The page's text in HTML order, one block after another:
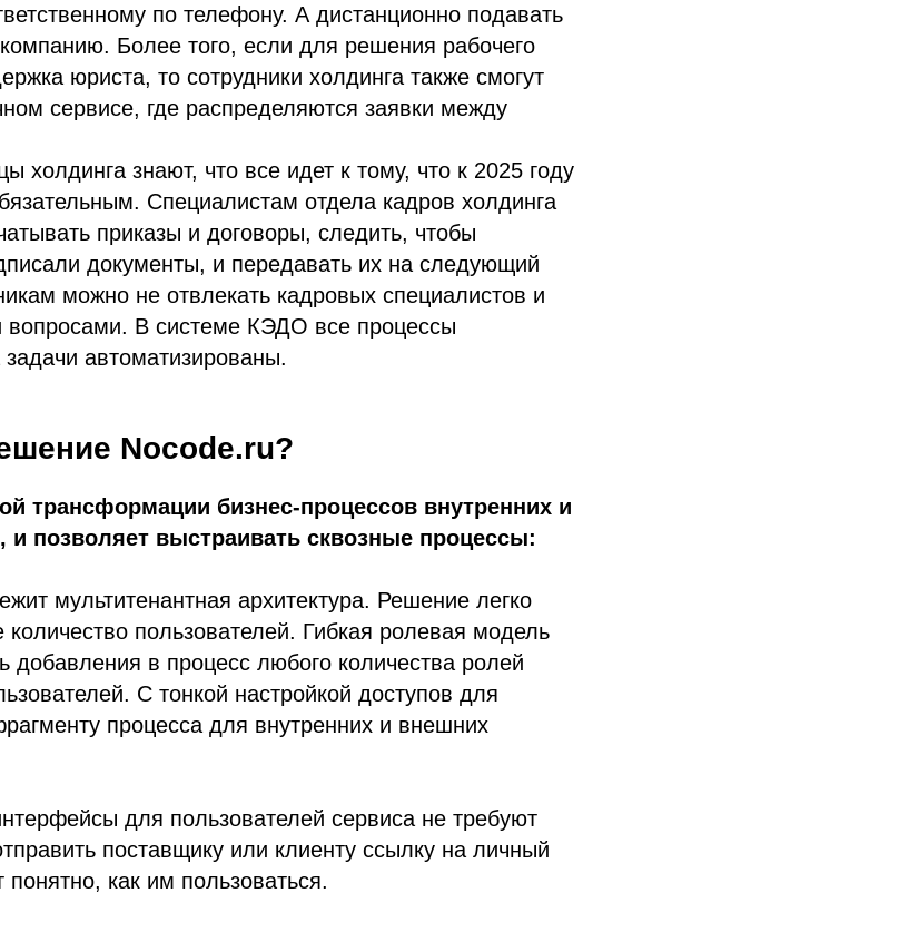
по телефону. А дистанционно подавать
Более того, если для решения рабочего
юриста, то сотрудники холдинга также смогут
сервисе, где распределяются заявки между
знают, что все идет к тому, что к 2025 году
Специалистам отдела кадров холдинга
приказы и договоры, следить, чтобы
документы, и передавать их на следующий
можно не отвлекать кадровых специалистов и
вопросами. В системе КЭДО все процессы
автоматизированы.
Nocode.ru?
трансформации бизнес-процессов внутренних и
и позволяет выстраивать сквозные процессы:
мультитенантная архитектура. Решение легко
пользователей. Гибкая ролевая модель
добавления в процесс любого количества ролей
С тонкой настройкой доступов для
процесса для внутренних и внешних
для пользователей сервиса не требуют
поставщику или клиенту ссылку на личный
понятно, как им пользоваться.